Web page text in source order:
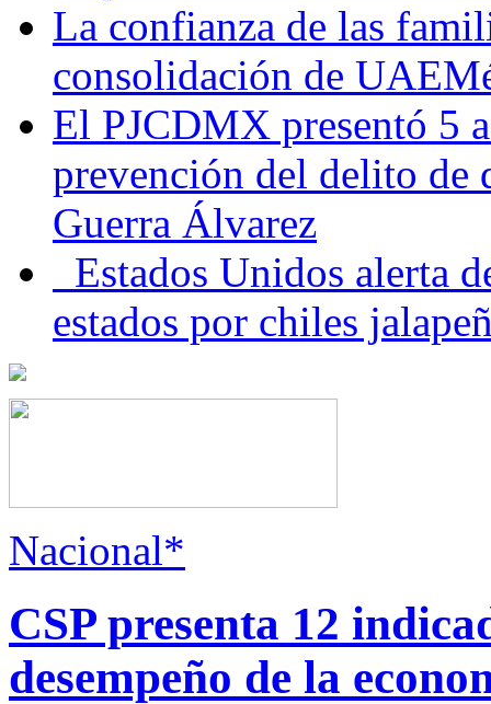
La confianza de las
consolidación de
El PJCDMX presentó 5
prevención del delito de
Guerra Álvarez
Estados Unidos alerta
estados por chiles
Nacional*
CSP presenta 12
desempeño de la